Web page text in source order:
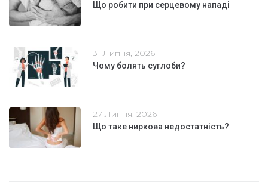
Що робити при серцевому нападі
31 Липня, 2026
Чому болять суглоби?
27 Липня, 2026
Що таке ниркова недостатність?